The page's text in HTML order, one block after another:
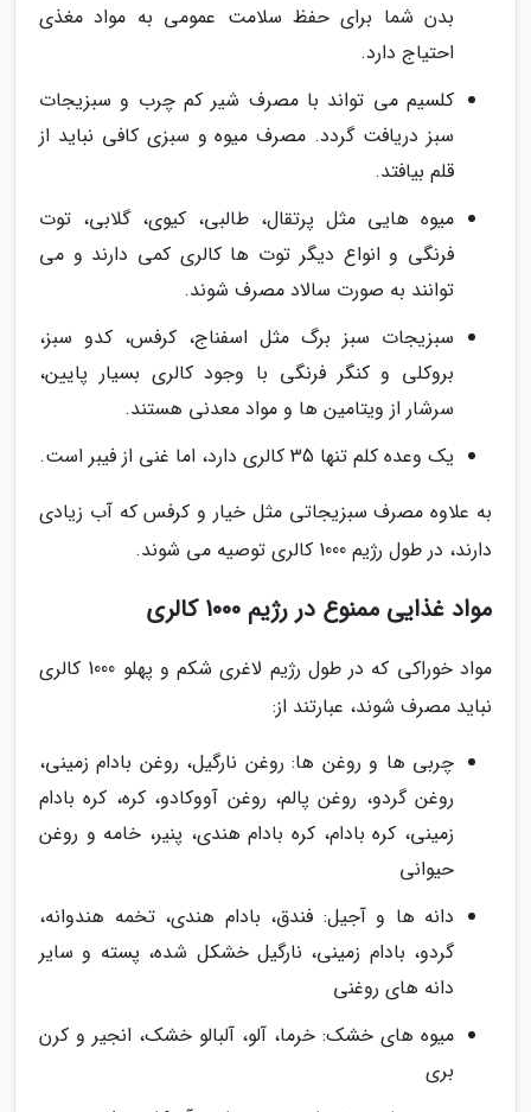
بدن شما برای حفظ سلامت عمومی به مواد مغذی
احتیاج دارد.
کلسیم می تواند با مصرف شیر کم چرب و سبزیجات
سبز دریافت گردد. مصرف میوه و سبزی کافی نباید از
قلم بیافتد.
میوه هایی مثل پرتقال، طالبی، کیوی، گلابی، توت
فرنگی و انواع دیگر توت ها کالری کمی دارند و می
توانند به صورت سالاد مصرف شوند.
سبزیجات سبز برگ مثل اسفناج، کرفس، کدو سبز،
بروکلی و کنگر فرنگی با وجود کالری بسیار پایین،
سرشار از ویتامین ها و مواد معدنی هستند.
یک وعده کلم تنها 35 کالری دارد، اما غنی از فیبر است.
به علاوه مصرف سبزیجاتی مثل خیار و کرفس که آب زیادی
دارند، در طول رژیم 1000 کالری توصیه می شوند.
مواد غذایی ممنوع در رژیم 1000 کالری
مواد خوراکی که در طول رژیم لاغری شکم و پهلو 1000 کالری
نباید مصرف شوند، عبارتند از:
چربی ها و روغن ها: روغن نارگیل، روغن بادام زمینی،
روغن گردو، روغن پالم، روغن آووکادو، کره، کره بادام
زمینی، کره بادام، کره بادام هندی، پنیر، خامه و روغن
حیوانی
دانه ها و آجیل: فندق، بادام هندی، تخمه هندوانه،
گردو، بادام زمینی، نارگیل خشکل شده، پسته و سایر
دانه های روغنی
میوه های خشک: خرما، آلو، آلبالو خشک، انجیر و کرن
بری